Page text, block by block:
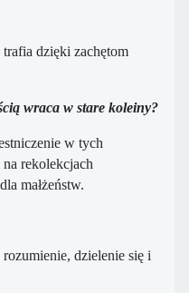
dzięki zachętom
wraca w stare koleiny?
w tych
rekolekcjach
małżeństw.
dzielenie się i